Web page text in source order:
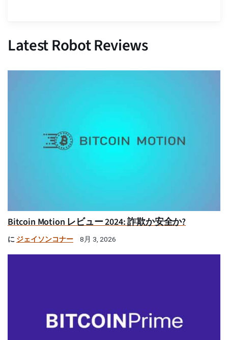
Latest Robot Reviews
Bitcoin Motion レビュー 2024: 詐欺か安全か?
に ジェイソンコナー 8月 3, 2026